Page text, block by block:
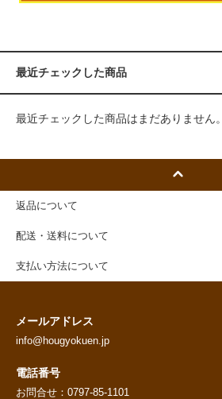
最近チェックした商品
最近チェックした商品はまだありません。
返品について
配送・送料について
支払い方法について
メールアドレス
info@hougyokuen.jp
電話番号
お問合せ：0797-85-1101